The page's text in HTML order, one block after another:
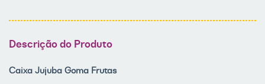
Descrição do Produto
Caixa Jujuba Goma Frutas